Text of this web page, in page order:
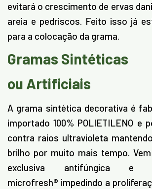
evitará o crescimento de ervas
areia e pedriscos. Feito isso já
para a colocação da grama.
Gramas Sintéticas
ou Artificiais
A grama sintética decorativa é
importado 100% POLIETILENO e
contra raios ultravioleta
brilho por muito mais tempo.
exclusiva antifúngica e
microfresh®️ impedindo a